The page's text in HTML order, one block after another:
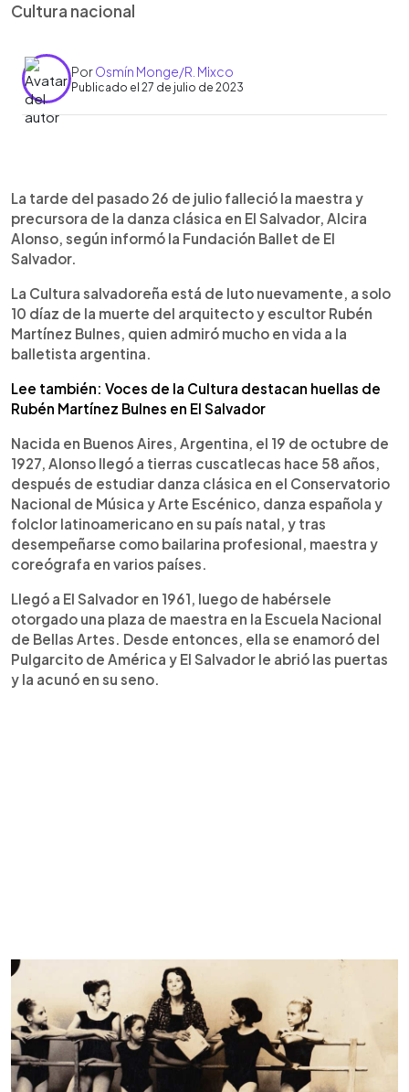
Cultura nacional
PorOsmín Monge/R. Mixco
Publicado el 27 de julio de 2023
► Escuchar artículo
La tarde del pasado 26 de julio falleció la maestra y
precursora de la danza clásica en El Salvador, Alcira
Alonso, según informó la Fundación Ballet de El
Salvador.
La Cultura salvadoreña está de luto nuevamente, a solo
10 díaz de la muerte del arquitecto y escultor Rubén
Martínez Bulnes, quien admiró mucho en vida a la
balletista argentina.
Lee también: Voces de la Cultura destacan huellas de
Rubén Martínez Bulnes en El Salvador
Nacida en Buenos Aires, Argentina, el 19 de octubre de
1927, Alonso llegó a tierras cuscatlecas hace 58 años,
después de estudiar danza clásica en el Conservatorio
Nacional de Música y Arte Escénico, danza española y
folclor latinoamericano en su país natal, y tras
desempeñarse como bailarina profesional, maestra y
coreógrafa en varios países.
Llegó a El Salvador en 1961, luego de habérsele
otorgado una plaza de maestra en la Escuela Nacional
de Bellas Artes. Desde entonces, ella se enamoró del
Pulgarcito de América y El Salvador le abrió las puertas
y la acunó en su seno.